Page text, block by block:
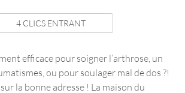
4 CLICS ENTRANT
efficace pour soigner l’arthrose, un
ou pour soulager mal de dos ?!
la bonne adresse ! La maison du